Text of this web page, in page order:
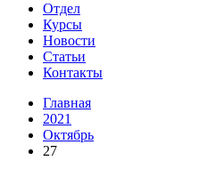
Отдел
Курсы
Новости
Статьи
Контакты
Главная
2021
Октябрь
27